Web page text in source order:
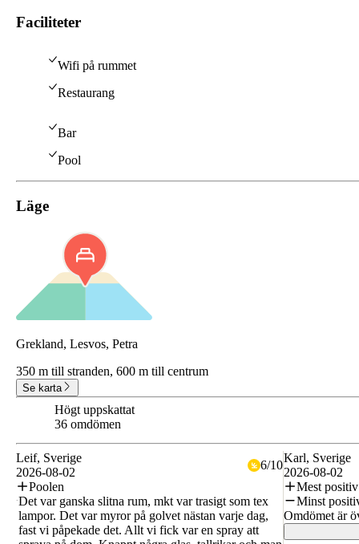
Faciliteter
Wifi på rummet
Restaurang
Bar
Pool
Läge
Grekland, Lesvos, Petra
350 m till stranden, 600 m till centrum
Se karta
Högt uppskattat
36 omdömen
Leif, Sverige
2026-08-02
6/10
Poolen
Det var ganska slitna rum, mkt var trasigt som tex
lampor. Det var myror på golvet nästan varje dag,
fast vi påpekade det. Allt vi fick var en spray att
Karl, Sverige
2026-08-02
Mest
Minst
Omdömet är